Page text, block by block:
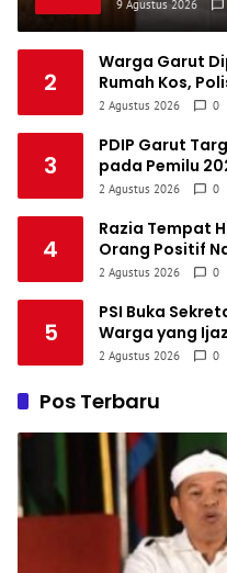
9 Agustus 2026
2
Warga Garut
Rumah Kos,
Amankan
2 Agustus 2026 0
3
PDIP Garut
pada Pemilu
Tingkat RW
2 Agustus 2026 0
4
Razia Tempat
Orang Positif
Diamankan
2 Agustus 2026 0
5
PSI Buka
Warga yang
Rumah Aspirasi
2 Agustus 2026 0
Pos Terbaru